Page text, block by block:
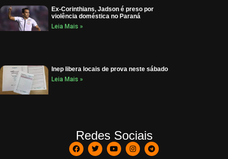
Ex-Corinthians, Jadson é preso por
violência doméstica no Paraná
Leia Mais »
Inep libera locais de prova neste sábado
Leia Mais »
Redes Sociais